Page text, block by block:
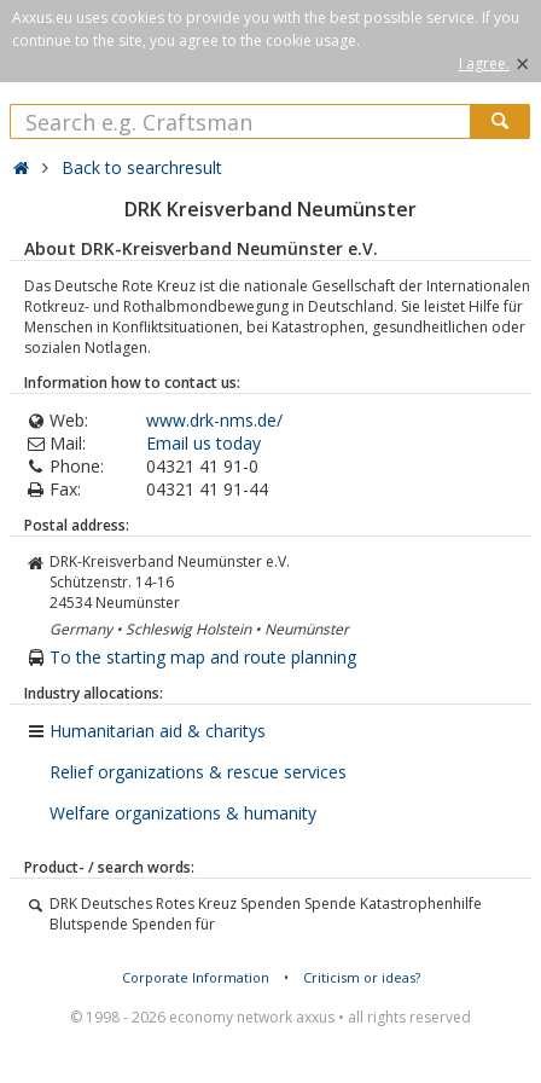
Axxus.eu uses cookies to provide you with the best possible service. If you
continue to the site, you agree to the cookie usage.
I agree. ×
Back to searchresult
DRK Kreisverband Neumünster
About DRK-Kreisverband Neumünster e.V.
Das Deutsche Rote Kreuz ist die nationale Gesellschaft der Internationalen
Rotkreuz- und Rothalbmondbewegung in Deutschland. Sie leistet Hilfe für
Menschen in Konfliktsituationen, bei Katastrophen, gesundheitlichen oder
sozialen Notlagen.
Information how to contact us:
Web:
www.drk-nms.de/
Mail:
Email us today
Phone:
04321 41 91-0
Fax:
04321 41 91-44
Postal address:
DRK-Kreisverband Neumünster e.V.
Schützenstr. 14-16
24534 Neumünster
Germany • Schleswig Holstein • Neumünster
To the starting map and route planning
Industry allocations:
Humanitarian aid & charitys
Relief organizations & rescue services
Welfare organizations & humanity
Product- / search words:
DRK Deutsches Rotes Kreuz Spenden Spende Katastrophenhilfe
Blutspende Spenden für
Corporate Information • Criticism or ideas?
© 1998 - 2026 economy network axxus • all rights reserved